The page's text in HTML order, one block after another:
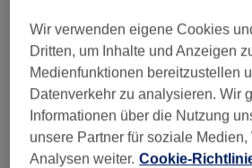
Wir verwenden eigene Cookies
Dritten, um Inhalte und Anzeigen
Medienfunktionen bereitzustellen
Datenverkehr zu analysieren. Wir
Informationen über die Nutzung
unsere Partner für soziale Medien,
Analysen weiter. Cookie-